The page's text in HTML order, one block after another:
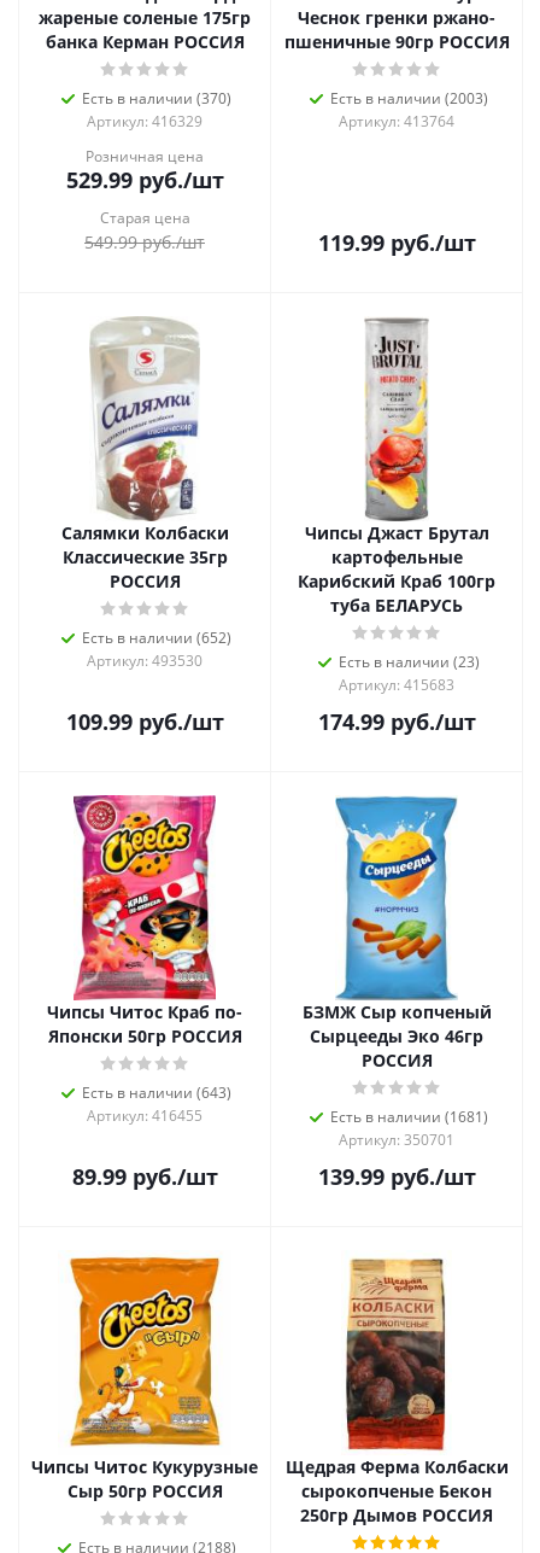
жареные соленые 175гр
банка Керман РОССИЯ
Есть в наличии (370)
Артикул: 416329
Розничная цена
529.99руб./шт
Старая цена
549.99руб./шт
Чеснок гренки ржано-
пшеничные 90гр РОССИЯ
Есть в наличии (2003)
Артикул: 413764
119.99руб./шт
Салямки Колбаски
Классические 35гр
РОССИЯ
Есть в наличии (652)
Артикул: 493530
109.99руб./шт
Чипсы Джаст Брутал
картофельные
Карибский Краб 100гр
туба БЕЛАРУСЬ
Есть в наличии (23)
Артикул: 415683
174.99руб./шт
Чипсы Читос Краб по-
Японски 50гр РОССИЯ
Есть в наличии (643)
Артикул: 416455
89.99руб./шт
БЗМЖ Сыр копченый
Сырцееды Эко 46гр
РОССИЯ
Есть в наличии (1681)
Артикул: 350701
139.99руб./шт
Чипсы Читос Кукурузные
Сыр 50гр РОССИЯ
Есть в наличии (2188)
Щедрая Ферма Колбаски
сырокопченые Бекон
250гр Дымов РОССИЯ